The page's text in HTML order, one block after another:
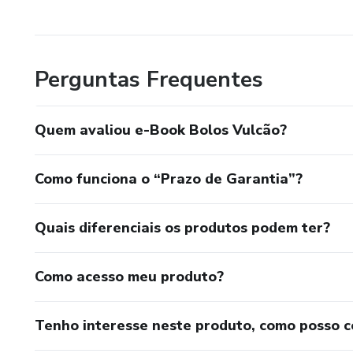
Perguntas Frequentes
Quem avaliou e-Book Bolos Vulcão?
Como funciona o “Prazo de Garantia”?
Quais diferenciais os produtos podem ter?
Como acesso meu produto?
Tenho interesse neste produto, como posso